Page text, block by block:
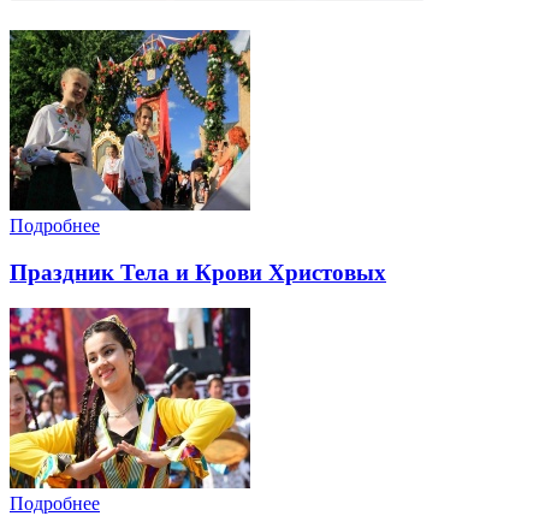
Подробнее
Праздник Тела и Крови Христовых
Подробнее